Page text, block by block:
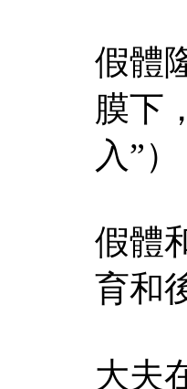
假體
膜下
入”）
假體
育和
大夫